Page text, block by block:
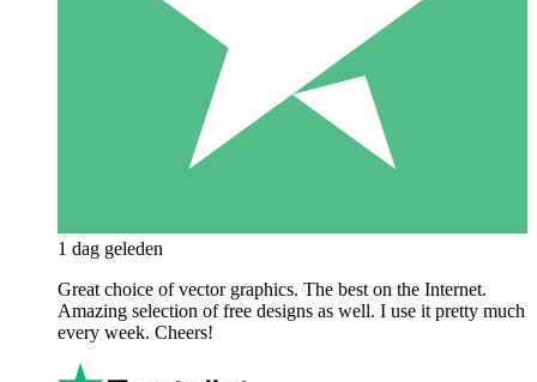
1 dag geleden
Great choice of vector graphics. The best on the Internet.
Amazing selection of free designs as well. I use it pretty much
every week. Cheers!